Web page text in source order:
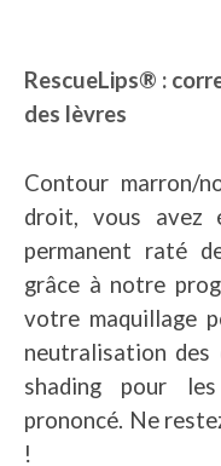
RescueLips® :
des lèvres
Contour marron/
droit, vous avez
permanent raté
grâce à notre
votre maquillage
neutralisation des
shading pour
prononcé. Ne
!